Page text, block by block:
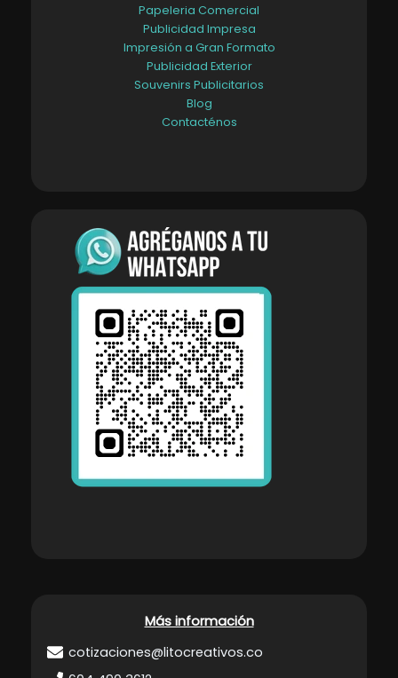
Papeleria Comercial
Publicidad Impresa
Impresión a Gran Formato
Publicidad Exterior
Souvenirs Publicitarios
Blog
Contacténos
Más información
cotizaciones@litocreativos.co